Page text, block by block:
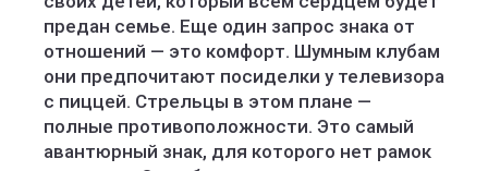
предан семье. Еще один запрос знака от
отношений — это комфорт. Шумным клубам
они предпочитают посиделки у телевизора
с пиццей. Стрельцы в этом плане —
полные противоположности. Это самый
авантюрный знак, для которого нет рамок